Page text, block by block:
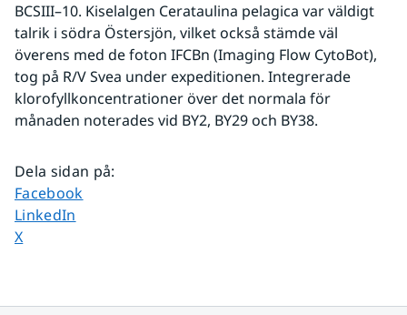
BCSIII–10. Kiselalgen Cerataulina pelagica var väldigt
talrik i södra Östersjön, vilket också stämde väl
överens med de foton IFCBn (Imaging Flow CytoBot),
tog på R/V Svea under expeditionen. Integrerade
klorofyllkoncentrationer över det normala för
månaden noterades vid BY2, BY29 och BY38.
Dela sidan på:
Dela sidan på
Facebook
Dela sidan på
LinkedIn
Dela sidan på
X